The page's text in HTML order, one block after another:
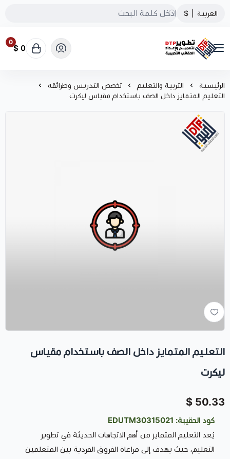
العربية $
تطوير الحقائب التدريبية
0
0 $
الرئيسية التربية والتعليم
تخصص التدريس وطرائقه
التعليم المتمايز داخل الصف باستخدام مقياس ليكرت
التعليم المتمايز داخل الصف باستخدام مقياس
ليكرت
50.33 $
كود الحقيبة: EDUTM30315021
يُعد التعليم المتمايز من أهم الاتجاهات الحديثة في تطوير
التعليم، حيث يهدف إلى مراعاة الفروق الفردية بين المتعلمين